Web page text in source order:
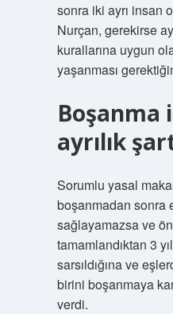
sonra iki ayrı insan
Nurçan, gerekirse
kurallarına uygun
yaşanması
Boşanma
ayrılık
Sorumlu yasal
boşanmadan sonra
sağlayamazsa ve
tamamlandıktan 3
sarsıldığına ve
birini boşanmaya
verdi.